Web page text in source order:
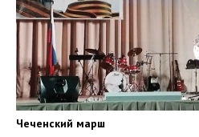
Чеченский марш